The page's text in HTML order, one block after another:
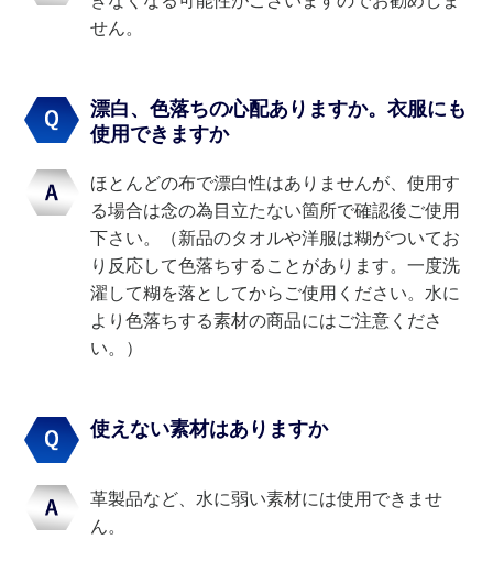
せん。
漂白、色落ちの心配ありますか。衣服にも
使用できますか
ほとんどの布で漂白性はありませんが、使用す
る場合は念の為目立たない箇所で確認後ご使用
下さい。（新品のタオルや洋服は糊がついてお
り反応して色落ちすることがあります。一度洗
濯して糊を落としてからご使用ください。水に
より色落ちする素材の商品にはご注意くださ
い。）
使えない素材はありますか
革製品など、水に弱い素材には使用できませ
ん。